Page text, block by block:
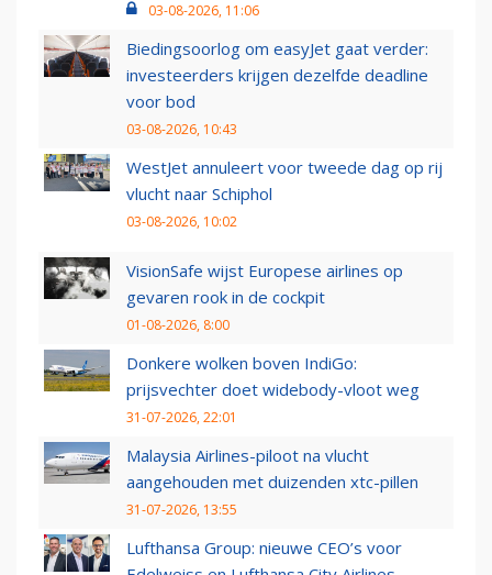
03-08-2026, 11:06
Biedingsoorlog om easyJet gaat verder:
investeerders krijgen dezelfde deadline
voor bod
03-08-2026, 10:43
WestJet annuleert voor tweede dag op rij
vlucht naar Schiphol
03-08-2026, 10:02
VisionSafe wijst Europese airlines op
gevaren rook in de cockpit
01-08-2026, 8:00
Donkere wolken boven IndiGo:
prijsvechter doet widebody-vloot weg
31-07-2026, 22:01
Malaysia Airlines-piloot na vlucht
aangehouden met duizenden xtc-pillen
31-07-2026, 13:55
Lufthansa Group: nieuwe CEO’s voor